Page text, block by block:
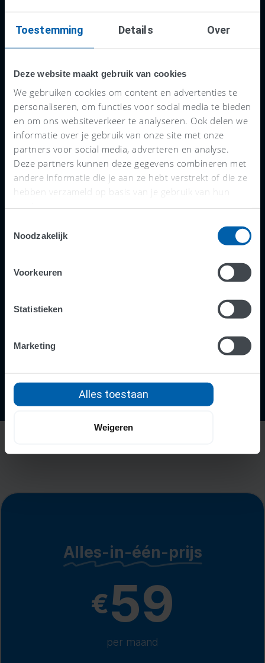
Toestemming Details Over
Deze website maakt gebruik van cookies
We gebruiken cookies om content en advertenties te
personaliseren, om functies voor social media te bieden
en om ons websiteverkeer te analyseren. Ook delen we
informatie over je gebruik van onze site met onze
partners voor social media, adverteren en analyse.
Deze partners kunnen deze gegevens combineren met
andere informatie die je aan ze hebt verstrekt of die ze
hebben verzameld op basis van je gebruik van hun
services.
Noodzakelijk
Voorkeuren
Statistieken
Marketing
Alles toestaan
Weigeren
We hebben alle AFAS boekhouders,
in kaart gebracht. Met een handige zoekfunctie
vind je snel de kantoren bij jou in de buurt. Als
je de plaats invoert waar je bedrijf is
gevestigd, krijg je direct een kaartje met alle
AFAS accountants die daar in de buurt zitten.
Klik je op een van de rode pijltjes, dan komen
de bedrijfsgegevens van dat kantoor in beeld
en kun je meteen hun website bekijken en
Ruim 1.500 AFAS accountants, boekhouders
en administratiekantoren staan klaar om je te
Alles-in-één-prijs
€59
per maand